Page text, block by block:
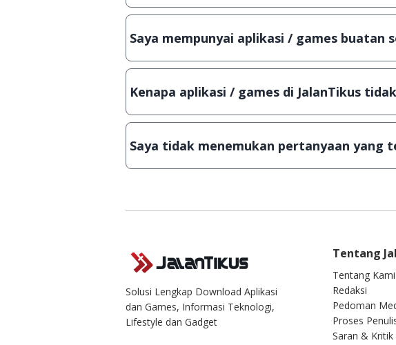
Meskipun dibagikan secara gratis, namun ada
hanya bisa digunakan dalam jangka waktu
aslinya.
Saya mempunyai aplikasi / games buatan
Tentu saja bisa. Silahkan kirim email ke
Lampiran File instalasi / (APK) jika Android
Kenapa aplikasi / games di JalanTikus
Demi menjaga kualitas aplikasi dan games
download secara manual, sehingga kuota
singkat.
Saya tidak menemukan pertanyaan yang
Kami dengan senang hati menjawab setiap
Solusi Lengkap Download Aplikasi
dan Games, Informasi Teknologi,
Lifestyle dan Gadget
Tentang
Tentang Kami
Redaksi
Pedoman
Proses
Saran & Kritik